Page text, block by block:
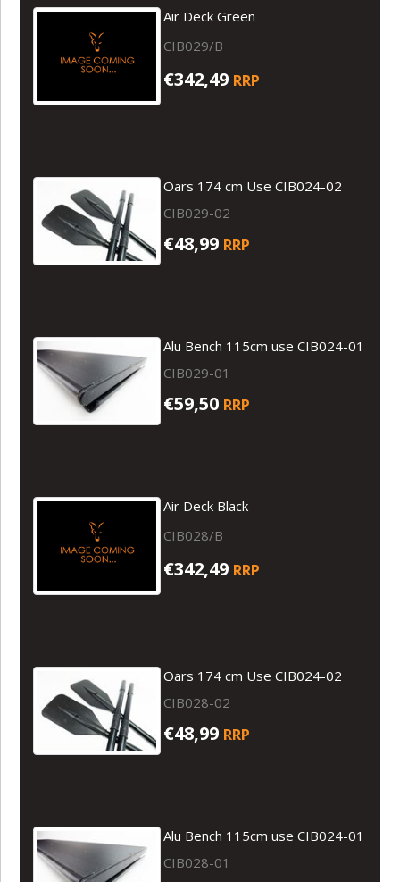
Air Deck Green
CIB029/B
€342,49 RRP
Oars 174 cm Use CIB024-02
CIB029-02
€48,99 RRP
Alu Bench 115cm use CIB024-01
CIB029-01
€59,50 RRP
Air Deck Black
CIB028/B
€342,49 RRP
Oars 174 cm Use CIB024-02
CIB028-02
€48,99 RRP
Alu Bench 115cm use CIB024-01
CIB028-01